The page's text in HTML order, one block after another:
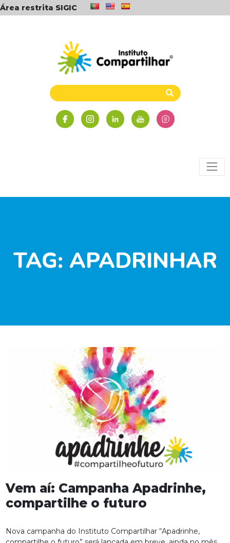
Área restrita SIGIC
TAG: APADRINHAR
Vem aí: Campanha Apadrinhe,
compartilhe o futuro
Nova campanha do Instituto Compartilhar “Apadrinhe,